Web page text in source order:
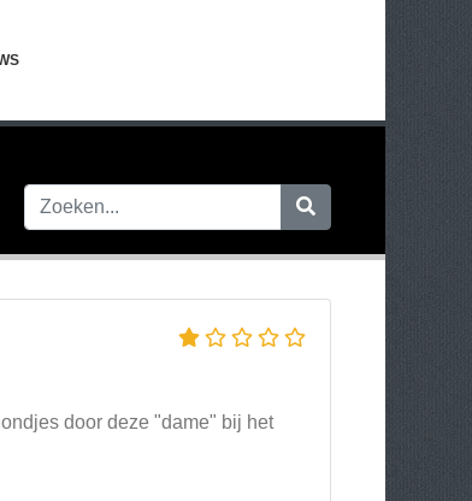
door deze "dame" bij het